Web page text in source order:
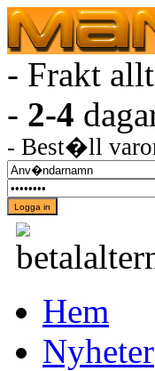
- Frakt
- 2-4
- Best�ll
Hem
Nyheter